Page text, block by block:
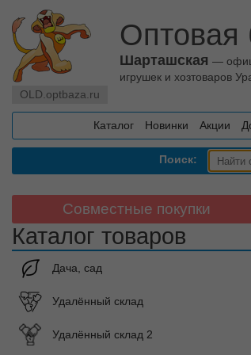
OLD.optbaza.ru
Шарташская —
игрушек и хозтоваров
Каталог Новинки Акции
Поиск:
Совместные покупки
Каталог товаров
Дача, сад
Удалённый склад
Удалённый склад 2